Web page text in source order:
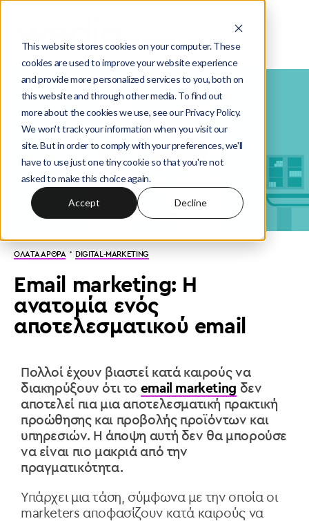
This website stores cookies on your computer. These
cookies are used to improve your website experience
and provide more personalized services to you, both on
this website and through other media. To find out
more about the cookies we use, see our Privacy Policy.
We won't track your information when you visit our
site. But in order to comply with your preferences, we'll
have to use just one tiny cookie so that you're not
asked to make this choice again.
Accept Decline
ΟΛΑ ΤΑ ΑΡΘΡΑ· DIGITAL-MARKETING
Email marketing: Η
ανατομία ενός
αποτελεσματικού email
Πολλοί έχουν βιαστεί κατά καιρούς να
διακηρύξουν ότι το email marketing δεν
αποτελεί πια μια αποτελεσματική πρακτική
προώθησης και προβολής προϊόντων και
υπηρεσιών. Η άποψη αυτή δεν θα μπορούσε
να είναι πιο μακριά από την
πραγματικότητα.
Υπάρχει μια τάση, σύμφωνα με την οποία οι
marketers αποφασίζουν κατά καιρούς να